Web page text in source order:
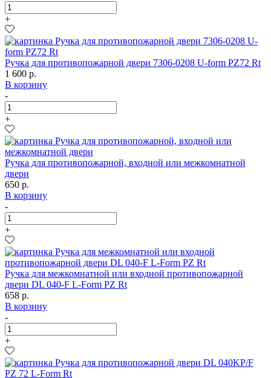
+
Ручка для противопожарной двери 7306-0208 U-form PZ72 Rt
1 600 р.
В корзину
-
+
Ручка для противопожарной, входной или межкомнатной
двери
650 р.
В корзину
-
+
Ручка для межкомнатной или входной противопожарной
двери DL 040-F L-Form PZ Rt
658 р.
В корзину
-
+